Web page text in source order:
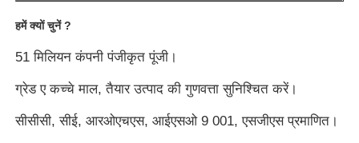
हमें क्यों चुनें ?
51 मिलियन कंपनी पंजीकृत पूंजी।
ग्रेड ए कच्चे माल, तैयार उत्पाद की गुणवत्ता सुनिश्चित करें।
सीसीसी, सीई, आरओएचएस, आईएसओ 9 001, एसजीएस प्रमाणित।